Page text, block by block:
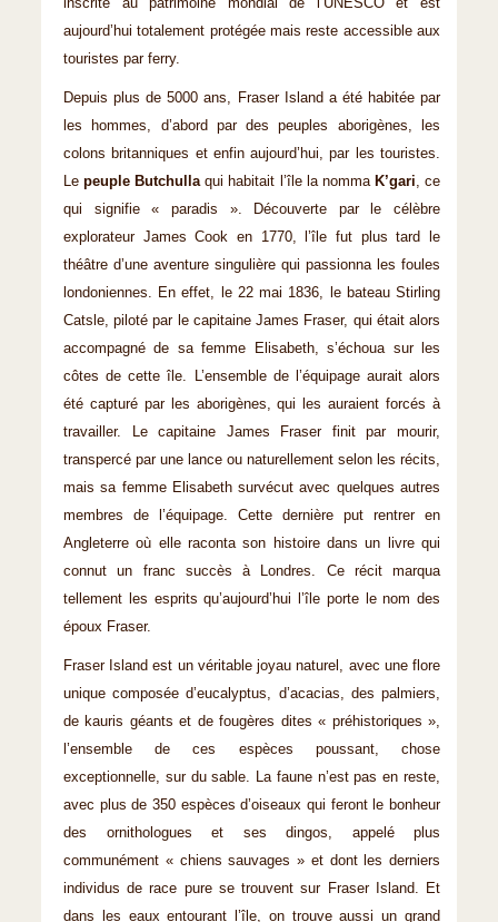
aujourd’hui totalement protégée mais reste accessible aux
touristes par ferry.
Depuis plus de 5000 ans, Fraser Island a été habitée par
les hommes, d’abord par des peuples aborigènes, les
colons britanniques et enfin aujourd’hui, par les touristes.
Lepeuple Butchulla qui habitait l’île la nommaK’gari , ce
qui signifie « paradis ». Découverte par le célèbre
explorateur James Cook en 1770, l’île fut plus tard le
théâtre d’une aventure singulière qui passionna les foules
londoniennes. En effet, le 22 mai 1836, le bateau Stirling
Catsle, piloté par le capitaine James Fraser, qui était alors
accompagné de sa femme Elisabeth, s’échoua sur les
côtes de cette île. L’ensemble de l’équipage aurait alors
été capturé par les aborigènes, qui les auraient forcés à
travailler. Le capitaine James Fraser finit par mourir,
transpercé par une lance ou naturellement selon les récits,
mais sa femme Elisabeth survécut avec quelques autres
membres de l’équipage. Cette dernière put rentrer en
Angleterre où elle raconta son histoire dans un livre qui
connut un franc succès à Londres. Ce récit marqua
tellement les esprits qu’aujourd’hui l’île porte le nom des
époux Fraser.
Fraser Island est un véritable joyau naturel, avec une flore
unique composée d’eucalyptus, d’acacias, des palmiers,
de kauris géants et de fougères dites « préhistoriques »,
l’ensemble de ces espèces poussant, chose
exceptionnelle, sur du sable. La faune n’est pas en reste,
avec plus de 350 espèces d’oiseaux qui feront le bonheur
des ornithologues et ses dingos, appelé plus
communément « chiens sauvages » et dont les derniers
individus de race pure se trouvent sur Fraser Island. Et
dans les eaux entourant l’île, on trouve aussi un grand